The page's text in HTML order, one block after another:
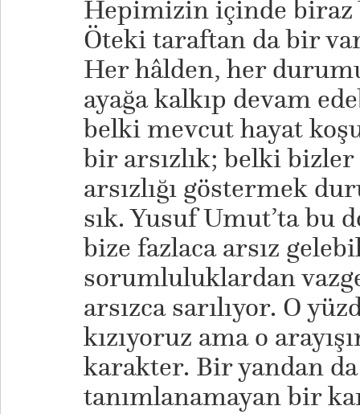
Hepimizin içinde biraz
Öteki taraftan da bir
Her hâlden, her
ayağa kalkıp devam
belki mevcut hayat
bir arsızlık; belki
arsızlığı göstermek
sık. Yusuf Umut’ta bu
bize fazlaca arsız
sorumluluklardan
arsızca sarılıyor. O
kızıyoruz ama o
karakter. Bir yandan
tanımlanamayan bir